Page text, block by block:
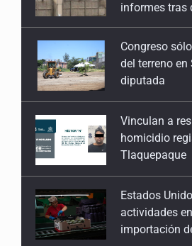
Vinculan a
homicidio
Tlaquepaque
Estados
actividades
importación
Mueren
volcadura en